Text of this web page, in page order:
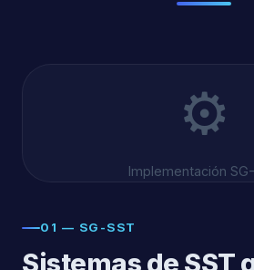
⚙️
Implementación
01 — SG-SST
Sistemas de SST